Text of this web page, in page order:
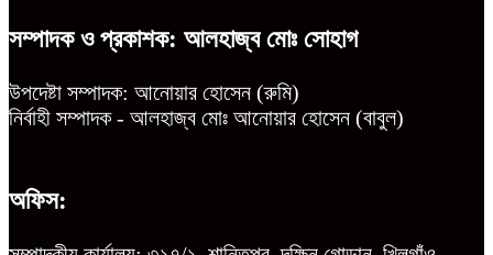
সম্পাদক ও প্রকাশক: আলহাজ্ব মোঃ সোহাগ
উপদেষ্টা সম্পাদক: আনোয়ার হোসেন (রুমি)
নির্বাহী সম্পাদক - আলহাজ্ব মোঃ আনোয়ার হোসেন (বাবুল)
অফিস: